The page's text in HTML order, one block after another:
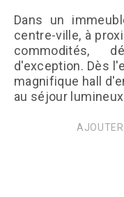
Dans un
centre-ville, à
commodités,
d'exception. Dès
magnifique hall
au séjour